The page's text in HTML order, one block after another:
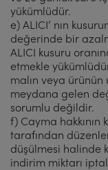
yükümlüdür.
e) ALICI’ nın
değerinde bir
ALICI kusuru
etmekle
malın veya ürünün
meydana gelen
sorumlu değildir.
f) Cayma hakkının
tarafından
düşülmesi halinde
indirim miktarı